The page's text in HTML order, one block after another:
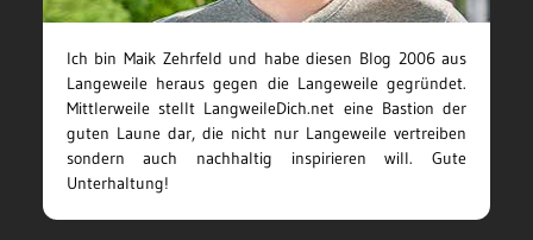
Ich bin Maik Zehrfeld und habe diesen Blog 2006 aus
Langeweile heraus gegen die Langeweile gegründet.
Mittlerweile stellt LangweileDich.net eine Bastion der
guten Laune dar, die nicht nur Langeweile vertreiben
sondern auch nachhaltig inspirieren will. Gute
Unterhaltung!